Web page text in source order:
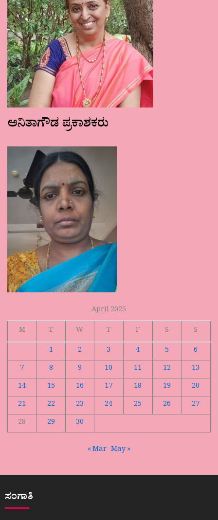
ಅನಿತಾಗೌಡ ಪ್ರಕಾಶಕರು
April 2025
M
T W T F S
S
1
2 3 4 5
6
7
8 9 10 11 12
13
14
15 16 17 18 19
20
21
22 23 24 25 26
27
28
29 30
« Mar May »
ಸಂಗಾತಿ